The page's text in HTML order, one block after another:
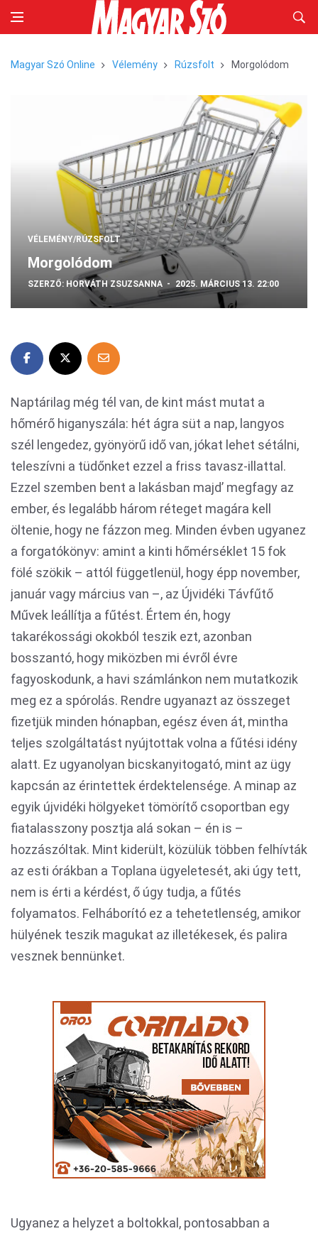
Magyar Szó Online Vélemény Rúzsfolt Morgolódom
VÉLEMÉNY/RÚZSFOLT
Morgolódom
SZERZŐ: HORVÁTH ZSUZSANNA 2025. MÁRCIUS 13. 22:00
Naptárilag még tél van, de kint mást mutat a
hőmérő higanyszála: hét ágra süt a nap, langyos
szél lengedez, gyönyörű idő van, jókat lehet sétálni,
teleszívni a tüdőnket ezzel a friss tavasz-illattal.
Ezzel szemben bent a lakásban majd’ megfagy az
ember, és legalább három réteget magára kell
öltenie, hogy ne fázzon meg. Minden évben ugyanez
a forgatókönyv: amint a kinti hőmérséklet 15 fok
fölé szökik – attól függetlenül, hogy épp november,
január vagy március van –, az Újvidéki Távfűtő
Művek leállítja a fűtést. Értem én, hogy
takarékossági okokból teszik ezt, azonban
bosszantó, hogy miközben mi évről évre
fagyoskodunk, a havi számlánkon nem mutatkozik
meg ez a spórolás. Rendre ugyanazt az összeget
fizetjük minden hónapban, egész éven át, mintha
teljes szolgáltatást nyújtottak volna a fűtési idény
alatt. Ez ugyanolyan bicskanyitogató, mint az ügy
kapcsán az érintettek érdektelensége. A minap az
egyik újvidéki hölgyeket tömörítő csoportban egy
fiatalasszony posztja alá sokan – én is –
hozzászóltak. Mint kiderült, közülük többen felhívták
az esti órákban a Toplana ügyeletesét, aki úgy tett,
nem is érti a kérdést, ő úgy tudja, a fűtés
folyamatos. Felháborító ez a tehetetlenség, amikor
hülyének teszik magukat az illetékesek, és palira
vesznek bennünket.
Ugyanez a helyzet a boltokkal, pontosabban a